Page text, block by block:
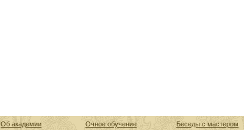
Об академии
Очное обучение
Беседы с мастером